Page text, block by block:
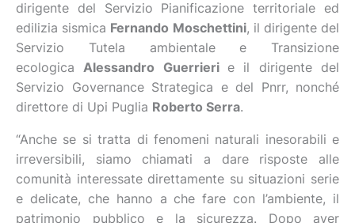
dirigente del Servizio Pianificazione territoriale ed
edilizia sismica Fernando Moschettini, il dirigente del
Servizio Tutela ambientale e Transizione
ecologicaAlessandro Guerrieri e il dirigente del
Servizio Governance Strategica e del Pnrr, nonché
direttore di Upi Puglia Roberto Serra.
“Anche se si tratta di fenomeni naturali inesorabili e
irreversibili, siamo chiamati a dare risposte alle
comunità interessate direttamente su situazioni serie
e delicate, che hanno a che fare con l’ambiente, il
patrimonio pubblico e la sicurezza. Dopo aver